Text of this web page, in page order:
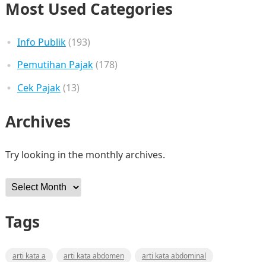
Most Used Categories
Info Publik(193)
Pemutihan Pajak(178)
Cek Pajak(13)
Archives
Try looking in the monthly archives.
Archives
Tags
arti kata a arti kata abdomen
arti kata abdominal